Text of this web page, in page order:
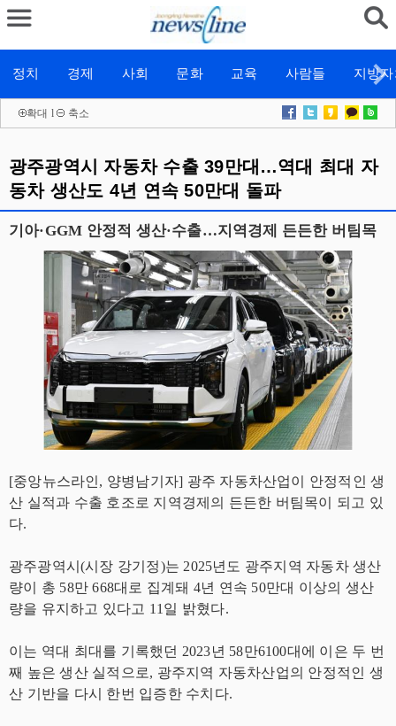
정치 경제 사회 문화 교육 사람들 지방
확대 l 축소
광주광역시 자동차 수출 39만대…역대 최대 자
동차 생산도 4년 연속 50만대 돌파
기아·GGM 안정적 생산·수출…지역경제 든든한 버팀목
[중앙뉴스라인, 양병남기자] 광주 자동차산업이 안정적인 생
산 실적과 수출 호조로 지역경제의 든든한 버팀목이 되고 있
다.
광주광역시(시장 강기정)는 2025년도 광주지역 자동차 생산
량이 총 58만 668대로 집계돼 4년 연속 50만대 이상의 생산
량을 유지하고 있다고 11일 밝혔다.
이는 역대 최대를 기록했던 2023년 58만6100대에 이은 두 번
째 높은 생산 실적으로, 광주지역 자동차산업의 안정적인 생
산 기반을 다시 한번 입증한 수치다.